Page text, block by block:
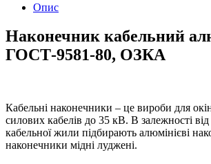
Опис
Наконечник кабельний
ГОСТ-9581-80, ОЗКА
Кабельні наконечники – це вироби для
силових кабелів до 35 кВ. В залежності від
кабельної жили підбирають алюмінієві
наконечники мідні луджені.